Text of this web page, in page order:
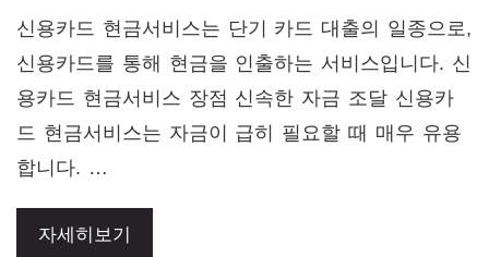
신용카드 현금서비스는 단기 카드 대출의 일종으로,
신용카드를 통해 현금을 인출하는 서비스입니다. 신
용카드 현금서비스 장점 신속한 자금 조달 신용카
드 현금서비스는 자금이 급히 필요할 때 매우 유용
합니다. …
자세히보기